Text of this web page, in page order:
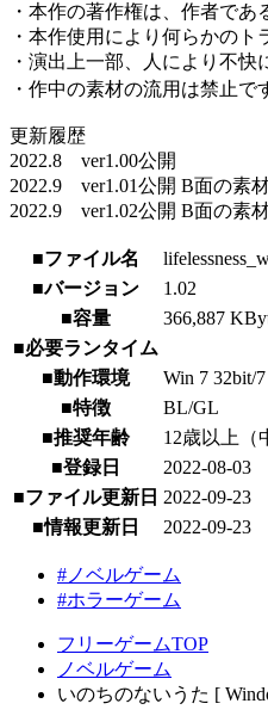
・本作の著作権は、作者であ
・本作使用により何らかの
・演出上一部、人により不
・作中の素材の流用は禁止
更新履歴
2022.8 ver1.00公開
2022.9 ver1.01公開 B面の素
2022.9 ver1.02公開 B面の素
■ファイル名
■バージョン
1.02
■容量
366,887
■必要ランタイム
■動作環境
Win 7 32bit/
■特徴
BL/GL
■推奨年齢
12歳以上（
■登録日
2022-08-03
■ファイル更新日 2022-09-23
■情報更新日
2022-09-23
#ノベルゲーム
#ホラーゲーム
フリーゲームTOP
ノベルゲーム
いのちのないうた [